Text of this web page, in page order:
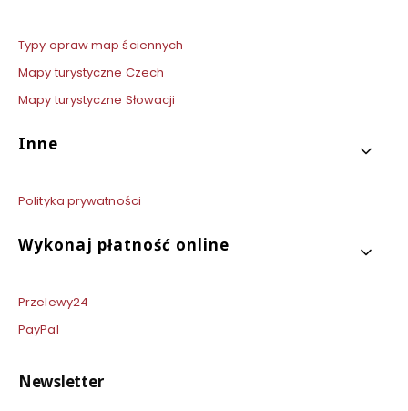
Typy opraw map ściennych
Mapy turystyczne Czech
Mapy turystyczne Słowacji
Inne
Polityka prywatności
Wykonaj płatność online
Przelewy24
PayPal
Newsletter